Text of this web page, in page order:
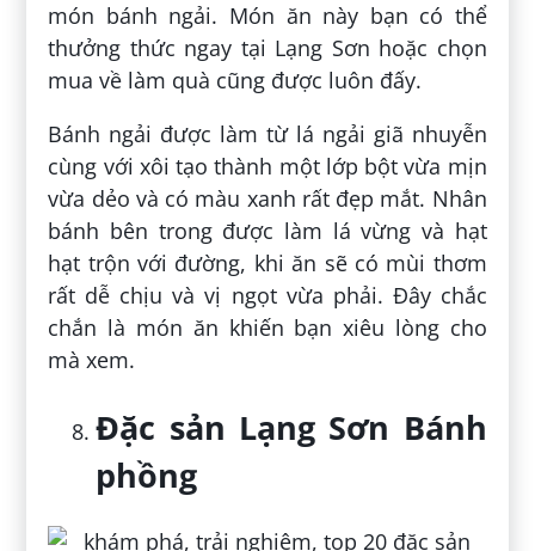
món bánh ngải. Món ăn này bạn có thể
thưởng thức ngay tại Lạng Sơn hoặc chọn
mua về làm quà cũng được luôn đấy.
Bánh ngải được làm từ lá ngải giã nhuyễn
cùng với xôi tạo thành một lớp bột vừa mịn
vừa dẻo và có màu xanh rất đẹp mắt. Nhân
bánh bên trong được làm lá vừng và hạt
hạt trộn với đường, khi ăn sẽ có mùi thơm
rất dễ chịu và vị ngọt vừa phải. Đây chắc
chắn là món ăn khiến bạn xiêu lòng cho
mà xem.
Đặc sản Lạng Sơn Bánh
phồng